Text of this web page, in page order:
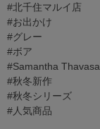
#北千住マルイ店
#お出かけ
#グレー
#ボア
#Samantha Thavasa
#秋冬新作
#秋冬シリーズ
#人気商品